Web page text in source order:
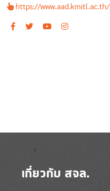
https://www.aad.kmitl.ac.th/
เกี่ยวกับ สจล.